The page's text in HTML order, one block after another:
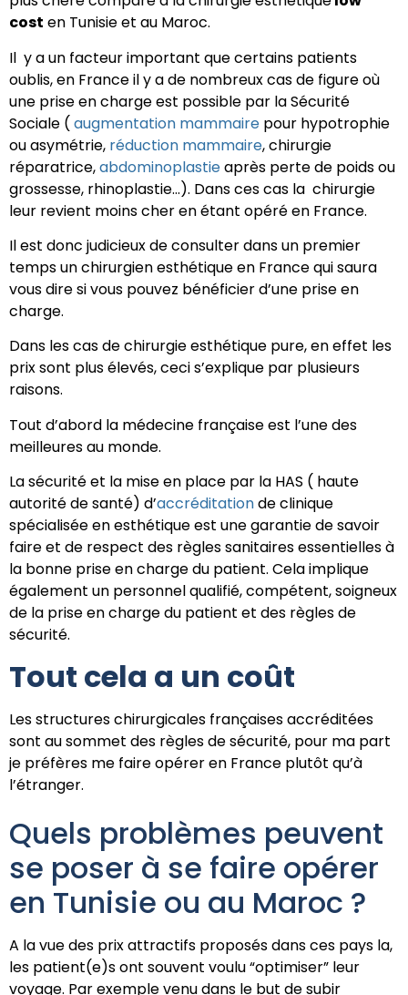
cost en Tunisie et au Maroc.
Il y a un facteur important que certains patients
oublis, en France il y a de nombreux cas de figure où
une prise en charge est possible par la Sécurité
Sociale ( augmentation mammaire pour hypotrophie
ou asymétrie, réduction mammaire, chirurgie
réparatrice,abdominoplastieaprès perte de poids ou
grossesse, rhinoplastie…). Dans ces cas la chirurgie
leur revient moins cher en étant opéré en France.
Il est donc judicieux de consulter dans un premier
temps un chirurgien esthétique en France qui saura
vous dire si vous pouvez bénéficier d’une prise en
charge.
Dans les cas de chirurgie esthétique pure, en effet les
prix sont plus élevés, ceci s’explique par plusieurs
raisons.
Tout d’abord la médecine française est l’une des
meilleures au monde.
La sécurité et la mise en place par la HAS ( haute
autorité de santé) d’accréditationde clinique
spécialisée en esthétique est une garantie de savoir
faire et de respect des règles sanitaires essentielles à
la bonne prise en charge du patient. Cela implique
également un personnel qualifié, compétent, soigneux
de la prise en charge du patient et des règles de
sécurité.
Tout cela a un coût
Les structures chirurgicales françaises accréditées
sont au sommet des règles de sécurité, pour ma part
je préfères me faire opérer en France plutôt qu’à
l’étranger.
Quels problèmes peuvent
se poser à se faire opérer
en Tunisie ou au Maroc ?
A la vue des prix attractifs proposés dans ces pays la,
les patient(e)s ont souvent voulu “optimiser” leur
voyage. Par exemple venu dans le but de subir